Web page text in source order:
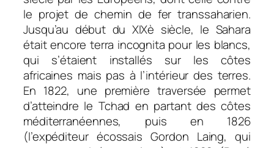
le projet de chemin de fer transsaharien.
Jusqu’au début du XIXè siècle, le Sahara
était encore terra incognita pour les blancs,
qui s’étaient installés sur les côtes
africaines mais pas à l’intérieur des terres.
En 1822, une première traversée permet
d’atteindre le Tchad en partant des côtes
méditerranéennes, puis en 1826
(l’expéditeur écossais Gordon Laing, qui